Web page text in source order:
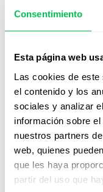
Consentimiento
Esta página web
Las cookies de
el contenido y los
sociales y analizar
información sobre
nuestros partners
web, quienes
que les haya
partir del uso que
oportunidades
instalaciones de
Apoye la salud
elimine el
Aportar
reconocimiento
agotamiento.
Fomente el
fomente un
empleados
través de